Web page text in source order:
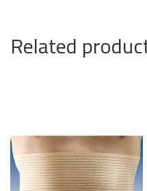
Related